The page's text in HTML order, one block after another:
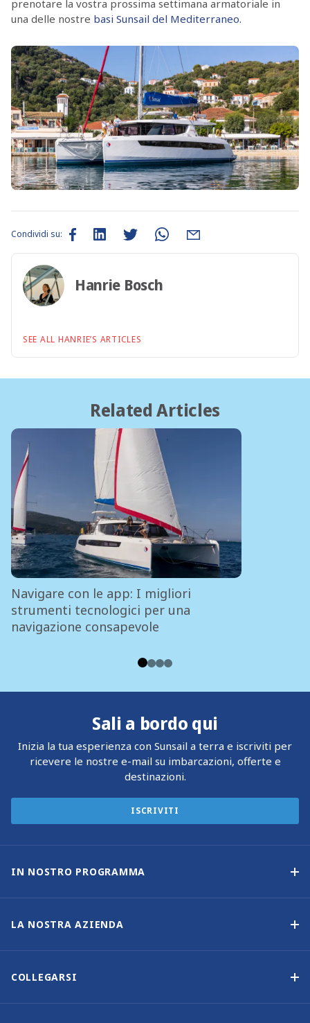
prenotare la vostra prossima settimana armatoriale in
una delle nostre basi Sunsail del Mediterraneo.
Condividi su:
Hanrie Bosch
SEE ALL HANRIE’S ARTICLES
Related Articles
Navigare con le app: I migliori
strumenti tecnologici per una
navigazione consapevole
Sali a bordo qui
Inizia la tua esperienza con Sunsail a terra e iscriviti per
ricevere le nostre e-mail su imbarcazioni, offerte e
destinazioni.
ISCRIVITI
IN NOSTRO PROGRAMMA
LA NOSTRA AZIENDA
COLLEGARSI